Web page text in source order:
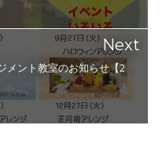
Next
メント教室のお知らせ【2